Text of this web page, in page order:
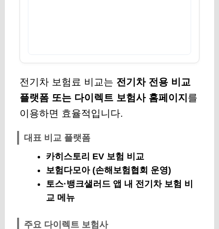
전기차 보험료 비교는 전기차 전용 비교
플랫폼 또는 다이렉트 보험사 홈페이지 를
이용하면 효율적입니다.
대표 비교 플랫폼
카히스토리 EV 보험 비교
보험다모아 (손해보험협회 운영)
토스·뱅크샐러드 앱 내 전기차 보험 비
교 메뉴
주요 다이렉트 보험사